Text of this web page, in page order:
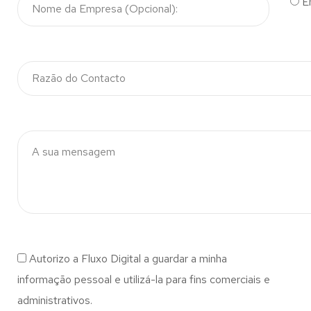
Autorizo a Fluxo Digital a guardar a minha
informação pessoal e utilizá-la para fins comerciais e
administrativos.